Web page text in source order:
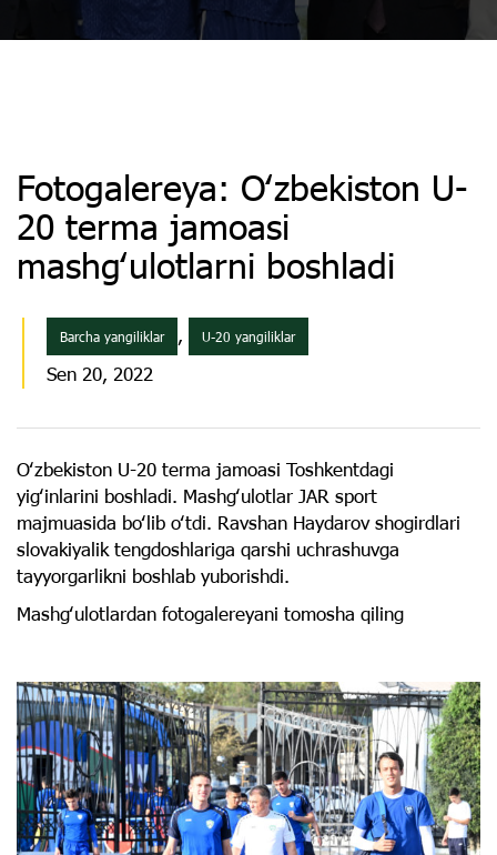
Fotogalereya: Oʻzbekiston U-
20 terma jamoasi
mashgʻulotlarni boshladi
Barcha yangiliklar , U-20 yangiliklar
Sen 20, 2022
Oʻzbekiston U-20 terma jamoasi Toshkentdagi
yigʻinlarini boshladi. Mashgʻulotlar JAR sport
majmuasida boʻlib oʻtdi. Ravshan Haydarov shogirdlari
slovakiyalik tengdoshlariga qarshi uchrashuvga
tayyorgarlikni boshlab yuborishdi.
Mashgʻulotlardan fotogalereyani tomosha qiling